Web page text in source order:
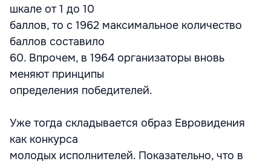
шкале от 1 до 10
баллов, то с 1962 максимальное количество
баллов составило
60. Впрочем, в 1964 организаторы вновь
меняют принципы
определения победителей.
Уже тогда складывается образ Евровидения
как конкурса
молодых исполнителей. Показательно, что в